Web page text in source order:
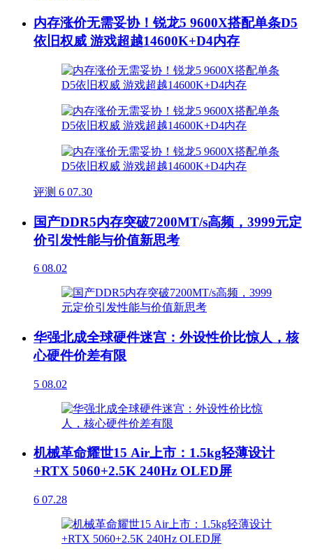
内存涨价无需妥协！锐龙5 9600X搭配单条D5
依旧权威 游戏超越14600K+D4内存
评测 6 07.30
国产DDR5内存突破7200MT/s高频，3999元定
价引发性能与价值新思考
6 08.02
华强北成全球硬件迷宫：外设性价比惊人，核
心硬件价差有限
5 08.02
机械革命耀世15 Air上市：1.5kg轻薄设计
+RTX 5060+2.5K 240Hz OLED屏
6 07.28